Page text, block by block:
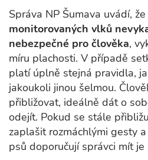
Správa NP Šumava uvádí, že
monitorovaných vlků
nebezpečné pro člověka,
míru plachosti. V případě
platí úplně stejná pravidla,
jakoukoli jinou šelmou.
přibližovat, ideálně dát o
odejít. Pokud se stále
zaplašit rozmáchlými gesty
psů doporučují správci mít je